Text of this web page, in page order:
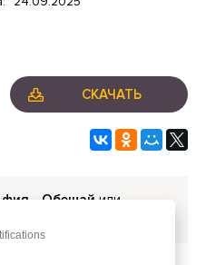
СКАЧАТЬ
- Обещай или